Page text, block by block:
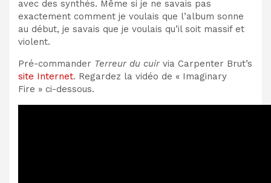
avec des synthés. Même si je ne savais pas
exactement comment je voulais que l’album sonne
au début, je savais que je voulais qu’il soit massif et
violent.
Pré-commander Terreur du cuir via Carpenter Brut’s
site Internet. Regardez la vidéo de « Imaginary
Fire » ci-dessous.